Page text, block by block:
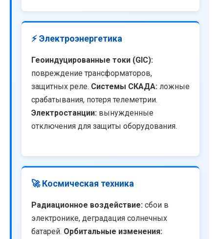
⚡ Электроэнергетика
Геоиндуцированные токи (GIC):
повреждение трансформаторов,
защитных реле. Системы СКАДА: ложные
срабатывания, потеря телеметрии.
Электростанции: вынужденные
отключения для защиты оборудования.
🚀 Космическая техника
Радиационное воздействие: сбои в
электронике, деградация солнечных
батарей. Орбитальные изменения: